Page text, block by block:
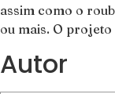
assim como o
ou mais. O
Autor